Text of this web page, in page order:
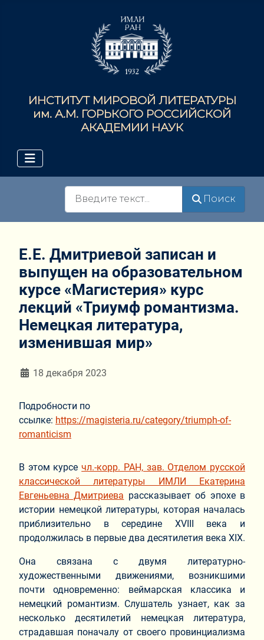
ИНСТИТУТ МИРОВОЙ ЛИТЕРАТУРЫ
им. А.М. ГОРЬКОГО РОССИЙСКОЙ
АКАДЕМИИ НАУК
Поиск
Е.Е. Дмитриевой записан и
выпущен на образовательном
курсе «Магистерия» курс
лекций «Триумф романтизма.
Немецкая литература,
изменившая мир»
Информация о материале
18 декабря 2023
Подробности по
ссылке: https://magisteria.ru/category/triumph-of-
romanticism
В этом курсечл.-корр. РАН, зав. Отделом русской
классической литературы ИМЛИ Екатерина
Евгеньевна Дмитриева рассказывает об эпохе в
истории немецкой литературы, которая началась
приблизительно в середине XVIII века и
продолжилась в первые два десятилетия века XIX.
Она связана с двумя литературно-
художественными движениями, возникшими
почти одновременно: веймарская классика и
немецкий романтизм. Слушатель узнает, как за
несколько десятилетий немецкая литература,
страдавшая поначалу от своего провинциализма